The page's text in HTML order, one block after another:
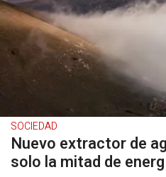
SOCIEDAD
Nuevo extractor de
solo la mitad de